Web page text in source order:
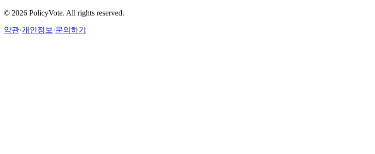
© 2026 PolicyVote. All rights reserved.
약관·개인정보 ·문의하기